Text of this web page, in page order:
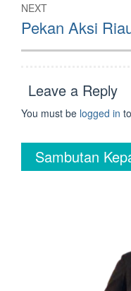
NEXT
Next
post:
Pekan Aksi
Leave a Reply
You must be logged in
Sambutan